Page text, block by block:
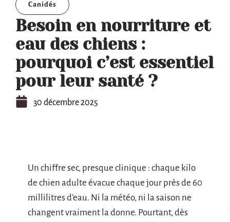
Canidés
Besoin en nourriture et
eau des chiens :
pourquoi c’est essentiel
pour leur santé ?
30 décembre 2025
Un chiffre sec, presque clinique : chaque kilo
de chien adulte évacue chaque jour près de 60
millilitres d’eau. Ni la météo, ni la saison ne
changent vraiment la donne. Pourtant, dès